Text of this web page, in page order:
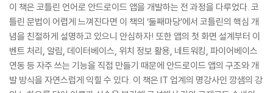
이 책은 코틀린 언어로 안드로이드 앱을 개발하는 전 과정을 다루었다. 코
틀린 문법이 어렵게 느껴진다면 이 책의 ‘둘째마당’에서 코틀린의 핵심 개
념을 친절하게 설명하고 있으니 안심하자! 또한 앱의 첫 화면 설계부터 이
벤트 처리, 알림, 데이터베이스, 위치 정보 활용, 네트워킹, 파이어베이스
연동 등 자주 쓰는 기능을 직접 만들기 때문에 안드로이드 앱의 구조와 개
발 방식을 자연스럽게 익힐 수 있다. 이 책은 IT 업계의 명강사인 깡샘의 강